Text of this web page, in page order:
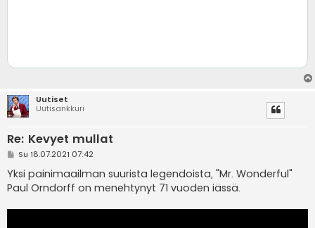
Uutiset
Uutisankkuri
Re: Kevyet mullat
V
e
s
t
Su 18.07.2021 07:42
Yksi painimaailman suurista legendoista, "Mr. Wonderful"
Paul Orndorff on menehtynyt 71 vuoden iässä.